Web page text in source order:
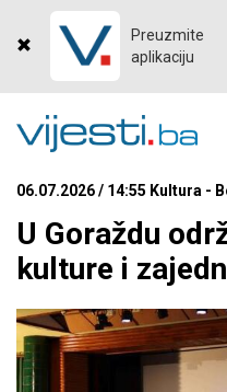
Preuzmite
aplikaciju
06.07.2026 / 14:55 Kultura -
U Goraždu
kulture i